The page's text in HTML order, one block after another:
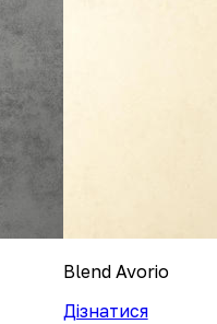
Blend Avorio
Дізнатися